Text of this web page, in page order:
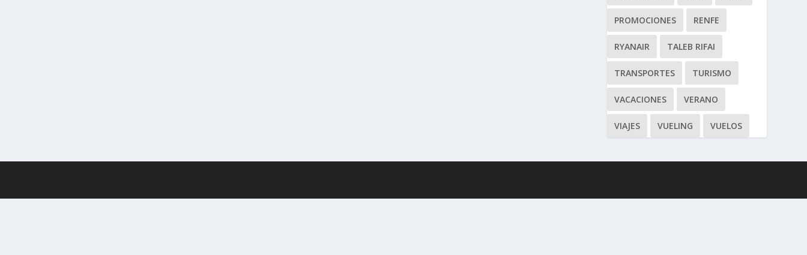
PROMOCIONES RENFE
RYANAIR TALEB RIFAI
TRANSPORTES TURISMO
VACACIONES VERANO
VIAJES VUELING VUELOS